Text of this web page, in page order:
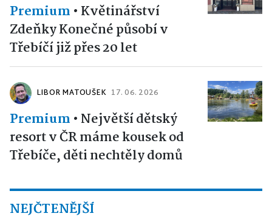
Premium • Květinářství
Zdeňky Konečné působí v
Třebíčí již přes 20 let
LIBOR MATOUŠEK 17. 06. 2026
Premium • Největší dětský
resort v ČR máme kousek od
Třebíče, děti nechtěly domů
NEJČTENĚJŠÍ